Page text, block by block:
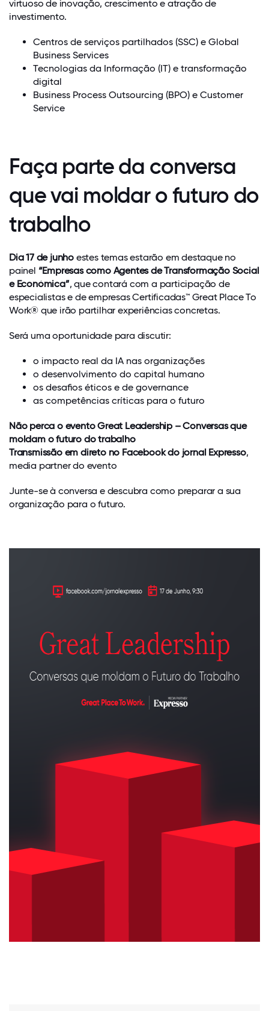
virtuoso de inovação, crescimento e atração de
investimento.
Centros de serviços partilhados (SSC) e Global
Business Services
Tecnologias da Informação (IT) e transformação
digital
Business Process Outsourcing (BPO) e Customer
Service
Faça parte da conversa
que vai moldar o futuro do
trabalho
Dia 17 de junho estes temas estarão em destaque no
painel “Empresas como Agentes de Transformação Social
e Económica”, que contará com a participação de
especialistas e de empresas Certificadas™ Great Place To
Work® que irão partilhar experiências concretas.
Será uma oportunidade para discutir:
o impacto real da IA nas organizações
o desenvolvimento do capital humano
os desafios éticos e de governance
as competências críticas para o futuro
Não perca o evento Great Leadership – Conversas que
moldam o futuro do trabalho
Transmissão em direto no Facebook do jornal Expresso,
media partner do evento
Junte-se à conversa e descubra como preparar a sua
organização para o futuro.